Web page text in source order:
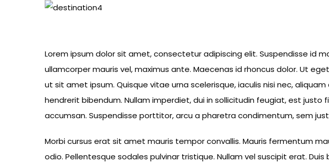
Lorem ipsum dolor sit amet, consectetur adipiscing elit. Suspendisse id
ullamcorper mauris vel, maximus ante. Maecenas id rhoncus dolor. Ut
ut sit amet ipsum. Quisque vitae urna scelerisque, iaculis nisi nec,
hendrerit bibendum. Nullam imperdiet, dui in sollicitudin feugiat, est justo
accumsan. Suspendisse porttitor, arcu a pharetra condimentum, sem
Morbi cursus erat sit amet mauris tempor convallis. Mauris fermentum
odio. Pellentesque sodales pulvinar tristique. Nullam vel suscipit erat.